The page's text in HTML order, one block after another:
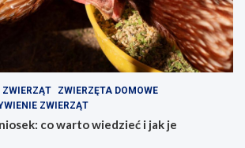
ZWIERZĄT
ZWIERZĘTA DOMOWE
ZWIERZĄT
co warto wiedzieć i jak je